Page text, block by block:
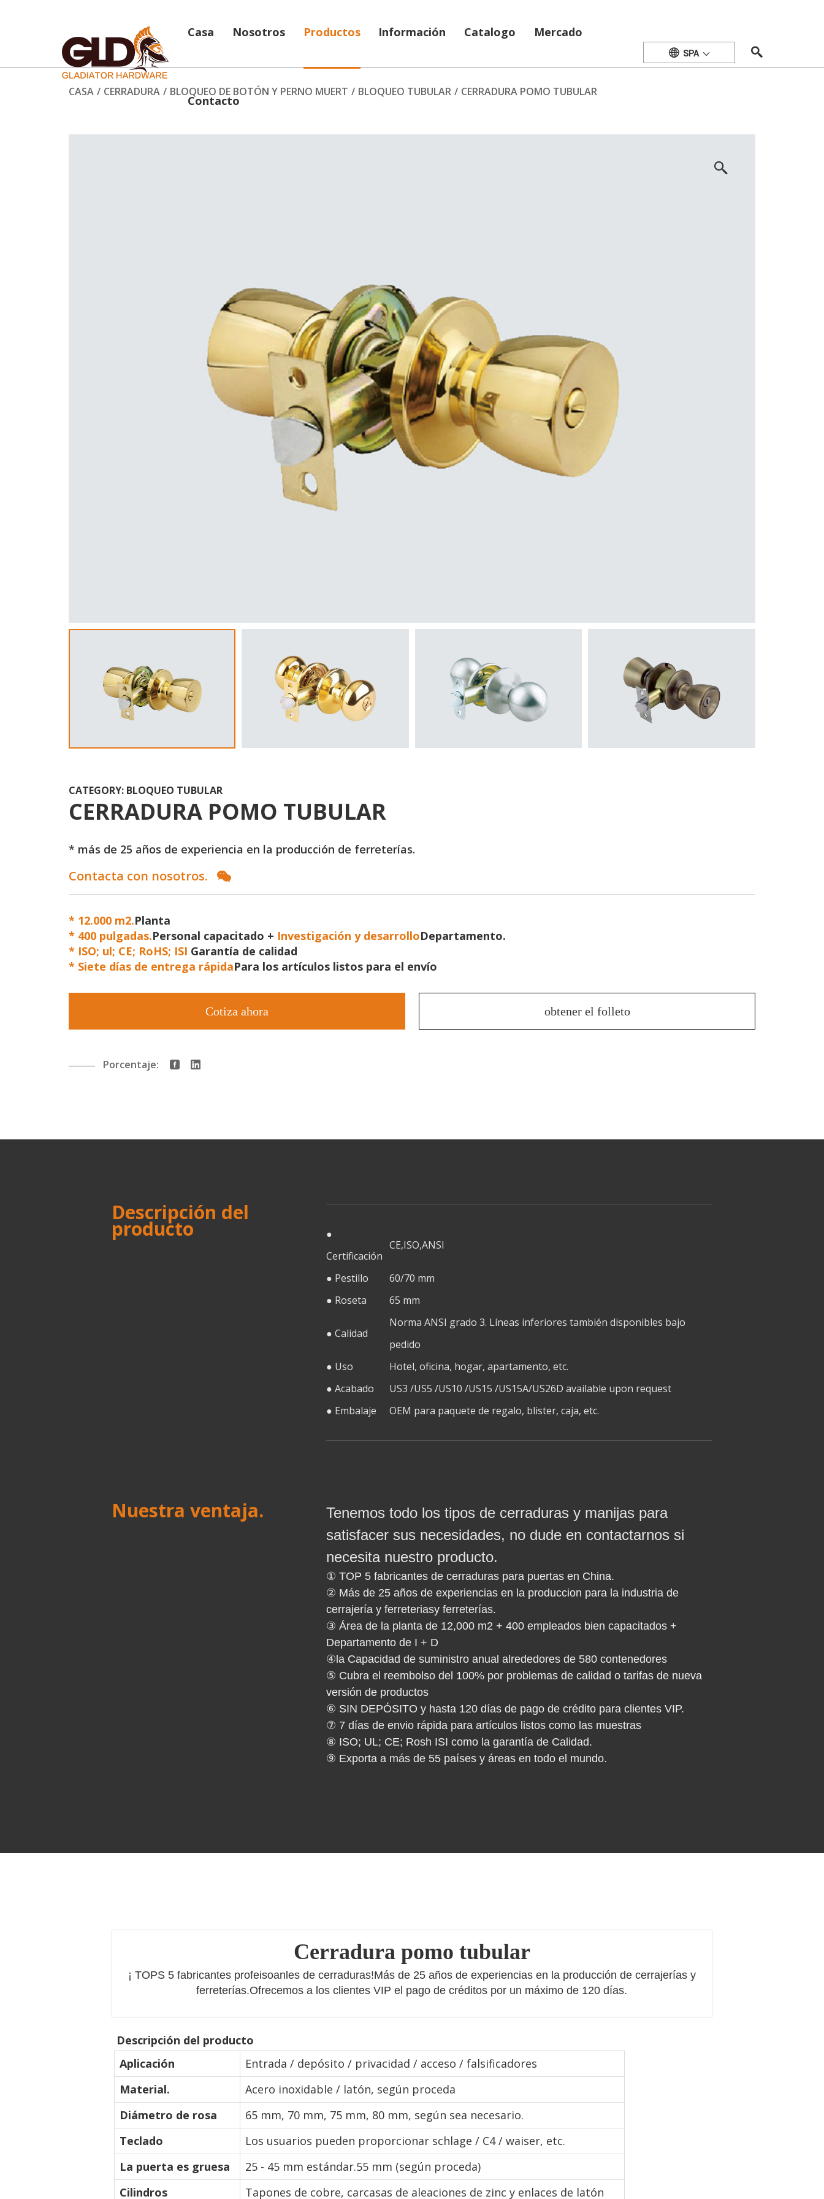
Casa Nosotros Productos Información Catalogo Mercado
Contacto
SPA
CASA / CERRADURA / BLOQUEO DE BOTÓN Y PERNO MUERT / BLOQUEO TUBULAR / CERRADURA POMO TUBULAR
CATEGORY: BLOQUEO TUBULAR
CERRADURA POMO TUBULAR
* más de 25 años de experiencia en la producción de ferreterías.
Contacta con nosotros.
* 12.000 m2.Planta
* 400 pulgadas.Personal capacitado + Investigación y desarrolloDepartamento.
* ISO; ul; CE; RoHS; ISI Garantía de calidad
* Siete días de entrega rápidaPara los artículos listos para el envío
Cotiza ahora obtener el folleto
Porcentaje:
Descripción del
producto
●
Certificación
CE,ISO,ANSI
● Pestillo
60/70 mm
● Roseta
65 mm
● Calidad
Norma ANSI grado 3. Líneas inferiores también disponibles bajo
pedido
● Uso
Hotel, oficina, hogar, apartamento, etc.
● Acabado
US3 /US5 /US10 /US15 /US15A/US26D available upon request
● Embalaje
OEM para paquete de regalo, blister, caja, etc.
Nuestra ventaja.
Tenemos todo los tipos de cerraduras y manijas para
satisfacer sus necesidades, no dude en contactarnos si
necesita nuestro producto.
① TOP 5 fabricantes de cerraduras para puertas en China.
② Más de 25 años de experiencias en la produccion para la industria de
cerrajería y ferreteriasy ferreterías.
③ Área de la planta de 12,000 m2 + 400 empleados bien capacitados +
Departamento de I + D
④la Capacidad de suministro anual alrededores de 580 contenedores
⑤ Cubra el reembolso del 100% por problemas de calidad o tarifas de nueva
versión de productos
⑥ SIN DEPÓSITO y hasta 120 días de pago de crédito para clientes VIP.
⑦ 7 días de envio rápida para artículos listos como las muestras
⑧ ISO; UL; CE; Rosh ISI como la garantía de Calidad.
⑨ Exporta a más de 55 países y áreas en todo el mundo.
Cerradura pomo tubular
¡ TOPS 5 fabricantes profeisoanles de cerraduras!Más de 25 años de experiencias en la producción de cerrajerías y
ferreterías.Ofrecemos a los clientes VIP el pago de créditos por un máximo de 120 días.
Descripción del producto
Aplicación
Entrada / depósito / privacidad / acceso / falsificadores
Material.
Acero inoxidable / latón, según proceda
Diámetro de rosa
65 mm, 70 mm, 75 mm, 80 mm, según sea necesario.
Teclado
Los usuarios pueden proporcionar schlage / C4 / waiser, etc.
La puerta es gruesa
25 - 45 mm estándar.55 mm (según proceda)
Cilindros
Tapones de cobre, carcasas de aleaciones de zinc y enlaces de latón